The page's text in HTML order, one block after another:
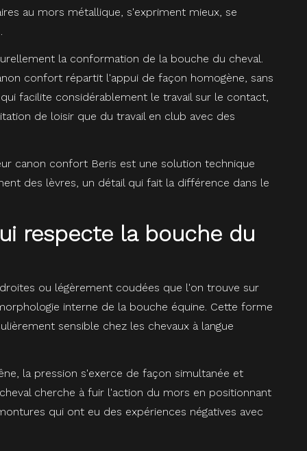
au mors métallique, s'expriment mieux, se
la conformation de la bouche du cheval.
confort répartit l'appui de façon homogène, sans
facilite considérablement le travail sur le contact,
de loisir que du travail en club avec des
canon confort Beris est une solution technique
des lèvres, un détail qui fait la différence dans le
respecte la bouche du
ou légèrement coudées que l'on trouve sur
interne de la bouche équine. Cette forme
sensible chez les chevaux à langue
la pression s'exerce de façon simultanée et
cherche à fuir l'action du mors en positionnant
qui ont eu des expériences négatives avec